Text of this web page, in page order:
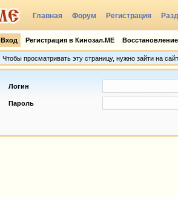
Главная Форум Регистрация
Вход Регистрация в Кинозал.МЕ
Чтобы просматривать эту страницу, нужно зайти на сайт
Логин
Пароль